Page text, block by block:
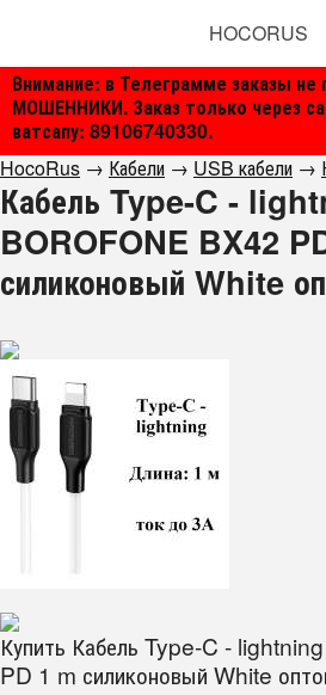
Внимание: в Телеграмме заказы не
МОШЕННИКИ. Заказ только через
ватсапу: 89106740330.
HOCORUS
HocoRus → Кабели → USB кабели →
Кабель Type-C -
BOROFONE BX42
силиконовый White
Купить Кабель Type-C -
PD 1 m силиконовый White